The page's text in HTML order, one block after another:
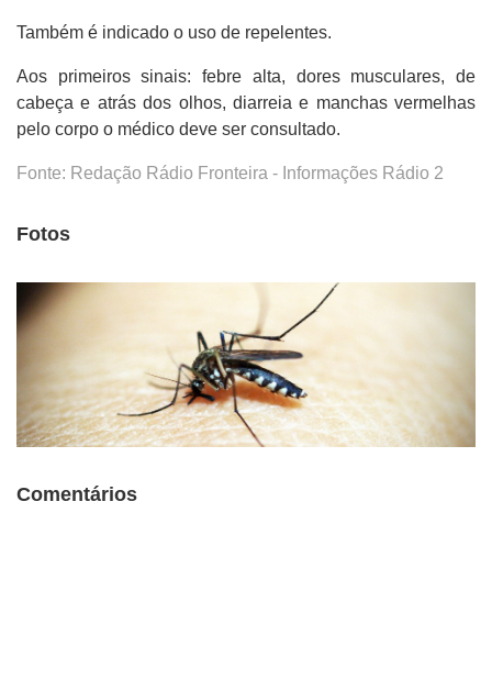
Também é indicado o uso de repelentes.
Aos primeiros sinais: febre alta, dores musculares, de
cabeça e atrás dos olhos, diarreia e manchas vermelhas
pelo corpo o médico deve ser consultado.
Fonte: Redação Rádio Fronteira - Informações Rádio 2
Fotos
Comentários